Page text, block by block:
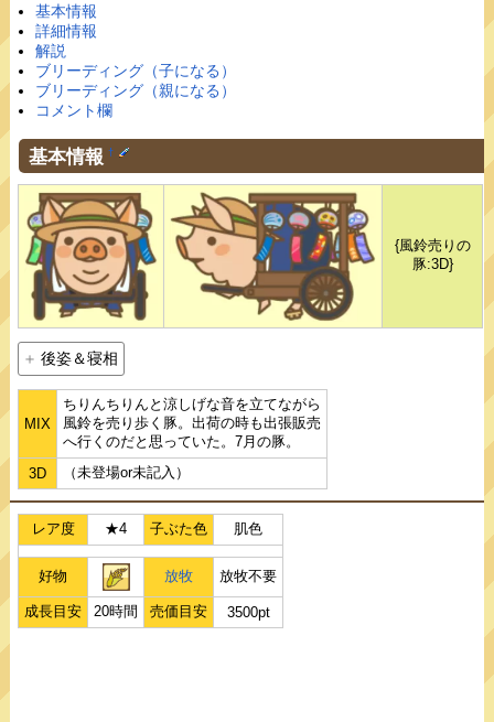
基本情報
詳細情報
解説
ブリーディング（子になる）
ブリーディング（親になる）
コメント欄
基本情報 †
{風鈴売りの
豚:3D}
後姿＆寝相
MIX
ちりんちりんと涼しげな音を立てながら
風鈴を売り歩く豚。出荷の時も出張販売
へ行くのだと思っていた。7月の豚。
3D
（未登場or未記入）
レア度 ★4 子ぶた色 肌色
好物 放牧 放牧不要
成長目安 20時間 売価目安 3500pt